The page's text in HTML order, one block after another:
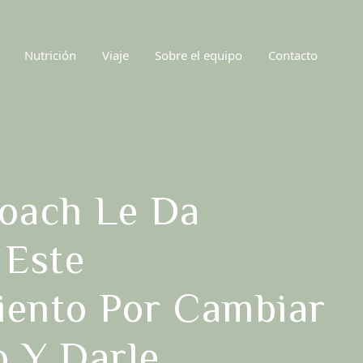
Nutrición Viaje Sobre el equipo Contacto
Le Da
Por Cambiar